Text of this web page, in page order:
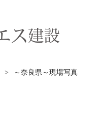
～奈良県～現場写真